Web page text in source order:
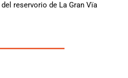
reservorio de La Gran Vïa